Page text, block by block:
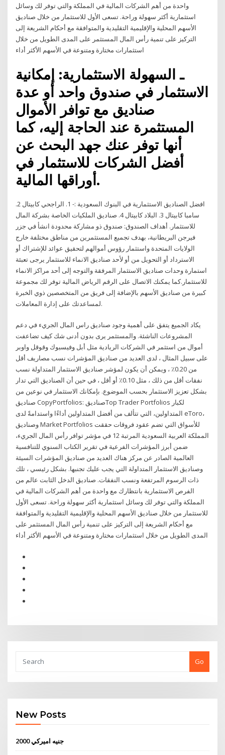
واحدة من أهم الشركات المالية في المملكة والتي توفر لك وسائل
استثمارية أكثر سهولة وراحة. تسعى الأول للاستثمار من خلال صناديق
الأسهم المحلية والإقليمية التقليدية والمتوافقة مع أحكام الشريعة إلى
التركيز على تنمية رأس المال المستثمر على المدى الطويل من خلال
استثمارات مختارة ومتنوعة في الأسهم الأكثر أداء
ـ السهولة الاستثمارية: إمكانية
الاستثمار في صندوق واحد أو عدة
صناديق مع توافر الأموال
المستثمرة عند الحاجة إليه، كما
أنها توفر عنك جهد البحث عن
أفضل الشركات للاستثمار في
أوراقها المالية.
افضل الصناديق الاستثمارية في البنوك السعودية :- 1. الراجحي كابيتال 2.
سامبا كابيتال 3. البلاد كابيتال 4. صناديق الملكيات الخاصة بشركة المال
للاستثمار. أهداف الصندوق: صندوق ذو مشاركة محدودة انشأ في جزر
فيرجن البريطانية، بهدف تجميع المستثمرين من مناطق مختلفة خارج
الولايات المتحدة واستثمار رؤوس أموالهم لتحقيق عوائد للإشتراك أو
الاسترداد أو التحويل من أو لأحد صناديق الانماء للاستثمار يرجى تعبئة
استمارة وحدات صناديق الاستثمار المرفقة والتوجه إلى أحد مراكز الانماء
للاستثمار.كما يمكنك الاتصال على الرقم الرياض المالية توفر لك مجموعة
كبيرة من صناديق الأسهم بالإضافة إلى فريق من المتخصصين ذوي الخبرة
لمساعدتك على إدارة المعاملات.
يكاد الجميع يتفق على أهمية وجود صناديق راس المال الجريء في دعم
المشروعات الناشئة. والمستثمر يرى بدون أدنى شك كيف تضاعفت
أموال من استثمر في الشركات الريادية مثل أبل وفيسبوك وقوقل واوبر
على سبيل المثال ، لدى العديد من صناديق المؤشرات نسب مصاريف أقل
من 0.20٪ ، ويمكن أن يكون لمؤشر صناديق الاستثمار المتداولة نسب
نفقات أقل من ذلك ، مثل 0.10٪ أو أقل ، في حين أن الصناديق التي تدار
بشكل تعزيز الاستثمار بحسب الموضوع. بإمكانك الاستثمار في نوعين من
صناديق CopyPortfolios: صناديقTop Trader Portfolios لكبار
المتداولين، التي تتألف من أفضل المتداولين أداءًا واستدامةً لدى eToro،
وصناديق Market Portfolios للأسواق التي تضم عقود فروقات حققت
المملكة العربية السعودية المرتبة 12 في مؤشر توافر رأس المال الجريء،
ضمن أبرز المؤشرات الفرعية في تقرير الكتاب السنوي للتنافسية
العالمية الصادر عن مركز هناك العديد من صناديق المؤشرات السيئة
وصناديق الاستثمار المتداولة التي يجب عليك تجنبها. بشكل رئيسي ، تلك
ذات الرسوم المرتفعة ونسب النفقات. صناديق الدخل الثابت عالم من
الفرص الاستثمارية بانتظارك مع واحدة من أهم الشركات المالية في
المملكة والتي توفر لك وسائل استثمارية أكثر سهولة وراحة. تسعى الأول
للاستثمار من خلال صناديق الأسهم المحلية والإقليمية التقليدية والمتوافقة
مع أحكام الشريعة إلى التركيز على تنمية رأس المال المستثمر على
المدى الطويل من خلال استثمارات مختارة ومتنوعة في الأسهم الأكثر أداء
Go
New Posts
2000 جنيه اميركي